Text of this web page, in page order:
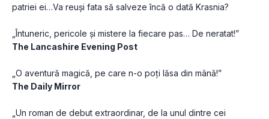
patriei ei…Va reuși fata să salveze încă o dată Krasnia?
„Întuneric, pericole și mistere la fiecare pas… De neratat!”
The Lancashire Evening Post
„O aventură magică, pe care n-o poți lăsa din mână!”
The Daily Mirror
„Un roman de debut extraordinar, de la unul dintre cei